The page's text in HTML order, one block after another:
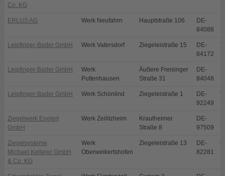
Co. KG
ERLUS AG Werk Neufahrn Hauptstraße 106
DE-
84088
Leipfinger-Bader GmbH Werk Vatersdorf Ziegeleistraße 15
DE-
84172
Leipfinger-Bader GmbH
Werk
Puttenhausen
Äußere Freisinger
Straße 31
DE-
84048
Leipfinger-Bader GmbH Werk Schönlind Ziegeleistraße 1
DE-
92249
Ziegelwerk Englert
GmbH
Werk Zeilitzheim
Krautheimer
Straße 8
DE-
97509
Ziegelsysteme
Michael Kellerer GmbH
& Co. KG
Werk
Oberweikertshofen
Ziegeleistraße 13
DE-
82281